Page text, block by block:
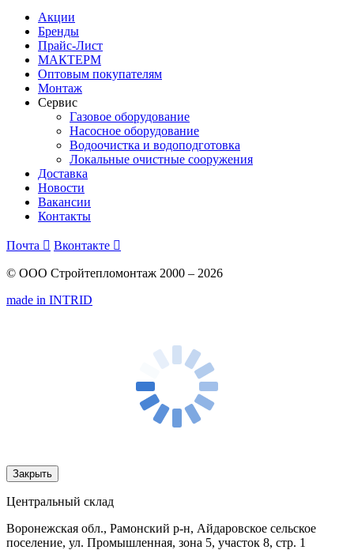
Акции
Бренды
Прайс-Лист
МАКТЕРМ
Оптовым покупателям
Монтаж
Сервис
Газовое оборудование
Насосное оборудование
Водоочистка и водоподготовка
Локальные очистные сооружения
Доставка
Новости
Вакансии
Контакты
Почта  Вконтакте 
© ООО Стройтепломонтаж 2000 – 2026
made in INTRID
Закрыть
Центральный склад
Воронежская обл., Рамонский р-н, Айдаровское сельское
поселение, ул. Промышленная, зона 5, участок 8, стр. 1